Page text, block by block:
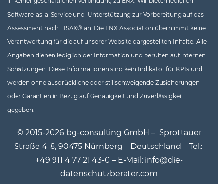
Software-as-a-Service und Unterstützung zur Vorbereitung auf das
Assessment nach TISAX® an. Die ENX Association übernimmt keine
Verantwortung für die auf unserer Website dargestellten Inhalte. Alle
Angaben dienen lediglich der Information und beruhen auf internen
Schätzungen. Diese Informationen sind kein Indikator für KPIs und
werden ohne ausdrückliche oder stillschweigende Zusicherungen
oder Garantien in Bezug auf Genauigkeit und Zuverlässigkeit
gegeben.
© 2015-2026 bg-consulting GmbH – Sprottauer
Straße 4-8, 90475 Nürnberg – Deutschland – Tel.:
+49 911 4 77 21 43-0 – E-Mail: info@die-
datenschutzberater.com